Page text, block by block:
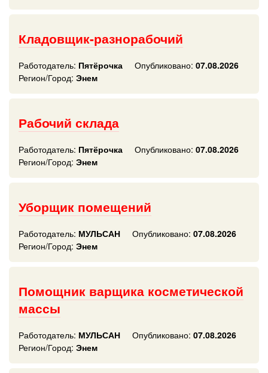
Кладовщик-разнорабочий
Работодатель: Пятёрочка Опубликовано: 07.08.2026
Регион/Город: Энем
Рабочий склада
Работодатель: Пятёрочка Опубликовано: 07.08.2026
Регион/Город: Энем
Уборщик помещений
Работодатель: МУЛЬСАН Опубликовано: 07.08.2026
Регион/Город: Энем
Помощник варщика косметической
массы
Работодатель: МУЛЬСАН Опубликовано: 07.08.2026
Регион/Город: Энем